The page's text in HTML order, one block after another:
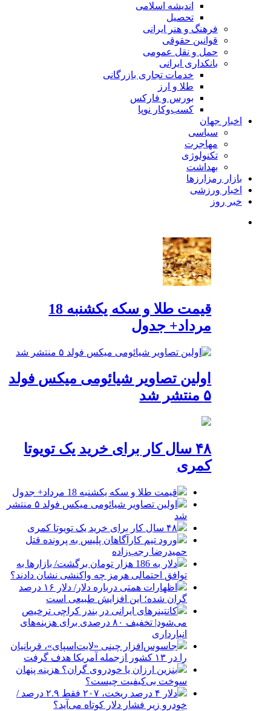
اندیشه اسلامی
تحصیل
فرهنگ و هنر ایرانی
قوانین حقوقی
حمل و نقل عمومی
بانکداری ایرانی
خدمات تجاری بازرگانی
طلا و ارز
بورس و فارکس
کسب‌وکار نوپا
اخبار جهان
سیاسی
مهاجرت
تکنولوژی
بهداشت
بازار رمزارزها
اخبار ورزشی
خبر روز
قیمت طلا و سکه یکشنبه 18
مرداد+ جدول
اولین تصاویر شیائومی میکس فولد
۵ منتشر شد
۴۸ سال کار برای خرید یک تویوتا
کمری
قیمت طلا و سکه یکشنبه 18 مرداد+ جدول
اولین تصاویر شیائومی میکس فولد ۵ منتشر
شد
۴۸ سال کار برای خرید یک تویوتا کمری
ورود تیم کارآگاهان پلیس به پرونده قتل
حمیدرضا رجب‌زاده
دلار به 186 هزار تومان برگشت/ بازارها به
توافق احتمالی هرمز چه واکنشی نشان دادند؟
اظهارات همتی درباره دلار/ دلار ۱۶ درصد
گران شده؛ این افزایش طبیعی است
کانتینرهای ایرانی در بندر کراچی ترخیص
می‌شود| تخفیف ۸۰ درصدی برای هزینه‌های
انبارداری
جاسوس‌افزار چینی «لایت‌اسپای»، قربانیان
را در ۱۳ کشور ازجمله آمریکا هدف گرفت
بنزین ارزان یا خودروی گران؟ هزینه پنهان
سوخت بی‌کیفیت چیست؟
دلار ۴ درصد ریخت، ۲۰۷ فقط ۲.۹ درصد /
خودرو زیر فشار دلار کوتاه می‌آید؟